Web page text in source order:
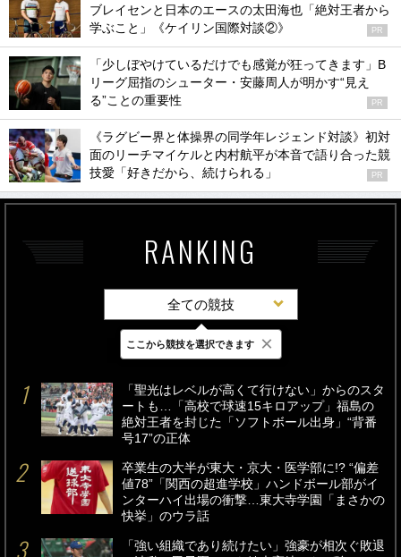
ブレイセンと日本のエースの太田海也「絶対王者から
学ぶこと」《ケイリン国際対談②》
PR
「少しぼやけているだけでも感覚が狂ってきます」B
リーグ屈指のシューター・安藤周人が明かす“見え
る”ことの重要性
PR
《ラグビー界と体操界の同学年レジェンド対談》初対
面のリーチマイケルと内村航平が本音で語り合った競
技愛「好きだから、続けられる」
PR
RANKING
全ての競技
最新 24時間 週間
「聖光はレベルが高くて行けない」からのスタ
ートも…「高校で球速15キロアップ」福島の
絶対王者を封じた「ソフトボール出身」“背番
号17”の正体
卒業生の大半が東大・京大・医学部に!? “偏差
値78”「関西の超進学校」ハンドボール部がイ
ンターハイ出場の衝撃…東大寺学園「まさかの
快挙」のウラ話
「強い組織であり続けたい」強豪が相次ぐ敗退
ここから競技を選択できます ×